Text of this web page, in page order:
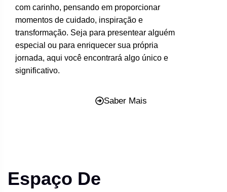
com carinho, pensando em proporcionar
momentos de cuidado, inspiração e
transformação. Seja para presentear alguém
especial ou para enriquecer sua própria
jornada, aqui você encontrará algo único e
significativo.
Saber Mais
Espaço De